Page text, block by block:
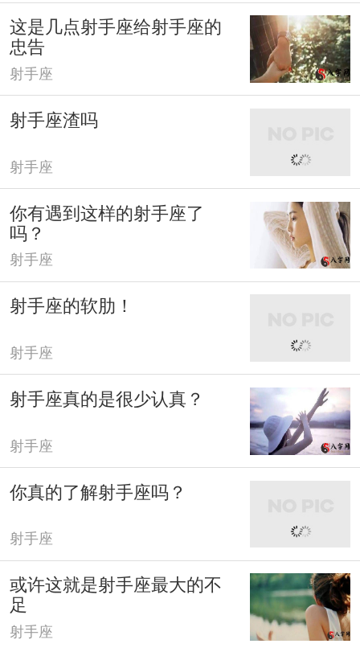
这是几点射手座给射手座的
忠告
射手座
射手座渣吗
射手座
你有遇到这样的射手座了
吗？
射手座
射手座的软肋！
射手座
射手座真的是很少认真？
射手座
你真的了解射手座吗？
射手座
或许这就是射手座最大的不
足
射手座